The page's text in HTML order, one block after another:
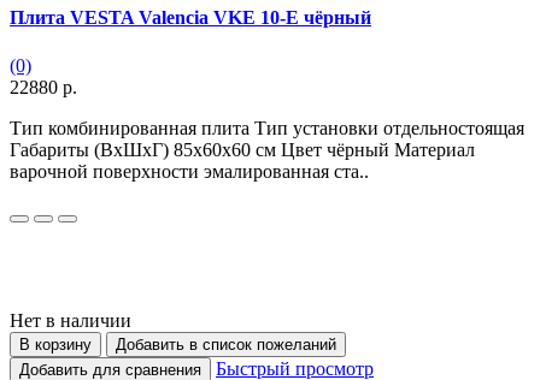
Плита VESTA Valencia VKE 10-E чёрный
(0)
22880 р.
Тип комбинированная плита Тип установки отдельностоящая
Габариты (ВхШхГ) 85х60х60 см Цвет чёрный Материал
варочной поверхности эмалированная ста..
Нет в наличии
В корзину
Добавить в список пожеланий
Добавить для сравнения
Быстрый просмотр